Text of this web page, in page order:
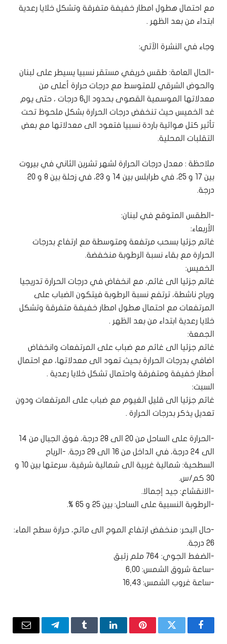
مع احتمال هطول امطار خفيفة متفرقة وتشكل خلايا رعدية
ابتداء من بعد الظهر .
وجاء في النشرة الآتي:
-الحال العامة: طقس خريفي مستقر نسبيا يسيطر على لبنان
والحوض الشرقي للمتوسط مع درجات حرارة أعلى من
معدلاتها الموسمية القصوى بحدود ال6 درجات ، حتى يوم
غد الخميس حيث تنخفض درجات الحرارة بشكل ملحوظ تحت
تأثير كتل هوائية باردة نسبيا فتعود الى معدلاتها مع بعض
التقلبات المحلية.
ملاحظة : معدل درجات الحرارة لشهر تشرين الثاني في بيروت
بين 17 و 25، في طرابلس بين 14 و 23، في زحلة بين 8 و 20
درجة.
-الطقس المتوقع في لبنان:
الأربعاء:
غائم جزئيا بسحب مرتفعة ومتوسطة مع ارتفاع بدرجات
الحرارة مع بقاء نسبة الرطوبة منخفضة.
الخميس:
غائم جزئيا الى غائم، مع انخفاض في درجات الحرارة تدريجيا
ورياح ناشطة، ترتفع نسبة الرطوبة فيتكون الضباب على
المرتفعات مع احتمال هطول امطار خفيفة متفرقة وتشكل
خلايا رعدية ابتداء من بعد الظهر .
الجمعة:
غائم جزئيا الى غائم مع ضباب على المرتفعات وانخفاض
اضافي بدرجات الحرارة بحيث تعود الى معدلاتها، مع احتمال
أمطار خفيفة ومتفرقة واحتمال تشكل خلايا رعدية .
السبت:
غائم جزئيا الى قليل الغيوم مع ضباب على المرتفعات ودون
تعديل يذكر بدرجات الحرارة .
-الحرارة على الساحل من 20 الى 28 درجة، فوق الجبال من 14
الى 24 درجة، في الداخل من 16 الى 29 درجة. -الرياح
السطحية: شمالية غربية الى شمالية شرقية، سرعتها بين 10 و
30 كم/س.
-الانقشاع: جيد إجمالا.
-الرطوبة النسبية على الساحل: بين 25 و 65 %.
-حال البحر: منخفض ارتفاع الموج الى مائج، حرارة سطح الماء:
26 درجة.
-الضغط الجوي: 764 ملم زئبق
-ساعة شروق الشمس: 6,00
-ساعة غروب الشمس: 16,43
فيسبوكتويتر بينتيريستلينكدإنTumblrتيلقرامالبريد